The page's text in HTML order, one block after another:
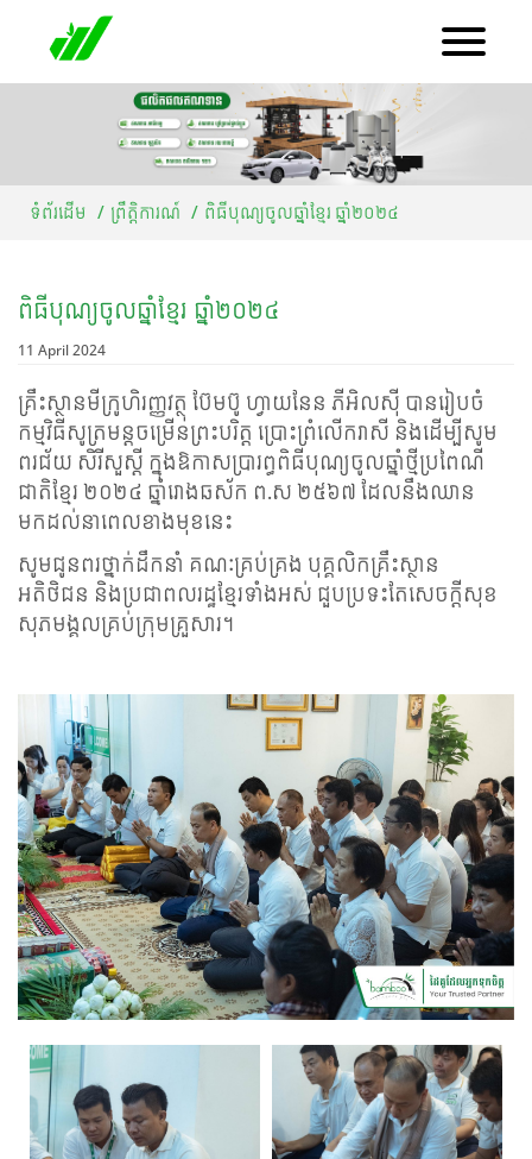
ទំព័រដើម ព្រឹត្តិការណ៍ ពិធីបុណ្យចូលឆ្នាំខ្មែរ ឆ្នាំ២០២៤
ពិធីបុណ្យចូលឆ្នាំខ្មែរ ឆ្នាំ២០២៤
11 April 2024
គ្រឹះស្ថានមីក្រូហិរញ្ញវត្ថុ ប៊ែមប៊ូ ហ្វាយនែន ភីអិលស៊ី បានរៀបចំ
កម្មវិធីសូត្រមន្តចម្រើនព្រះបរិត្ត ប្រោះព្រំលើករាសី និងដើម្បីសូម
ពរជ័យ សិរីសួស្តី ក្នុងឱកាសប្រារព្ធពិធីបុណ្យចូលឆ្នាំថ្មីប្រពៃណី
ជាតិខ្មែរ ២០២៤ ឆ្នាំរោងឆស័ក ព.ស ២៥៦៧ ដែលនឹងឈាន
មកដល់នាពេលខាងមុខនេះ
សូមជូនពរថ្នាក់ដឹកនាំ គណៈគ្រប់គ្រង បុគ្គលិកគ្រឹះស្ថាន
អតិថិជន និងប្រជាពលរដ្ឋខ្មែរទាំងអស់ ជួបប្រទះតែសេចក្តីសុខ
សុភមង្គលគ្រប់ក្រុមគ្រួសារ។